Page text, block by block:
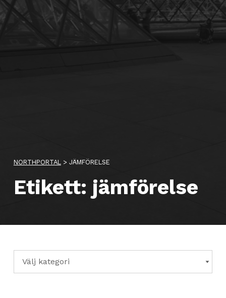
NORTHPORTAL> JÄMFÖRELSE
Etikett: jämförelse
KATEGORIER
Kategorier